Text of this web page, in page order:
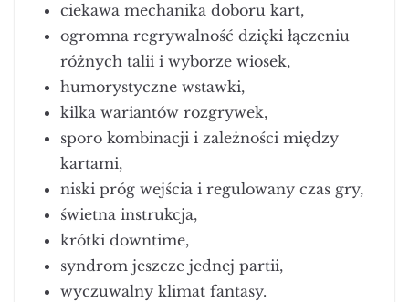
ciekawa mechanika doboru kart,
ogromna regrywalność dzięki łączeniu
różnych talii i wyborze wiosek,
humorystyczne wstawki,
kilka wariantów rozgrywek,
sporo kombinacji i zależności między
kartami,
niski próg wejścia i regulowany czas gry,
świetna instrukcja,
krótki downtime,
syndrom jeszcze jednej partii,
wyczuwalny klimat fantasy.